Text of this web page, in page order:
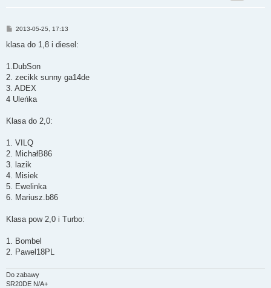
P
s
2013-05-25, 17:13
klasa do 1,8 i diesel:
1.DubSon
2. zecikk sunny ga14de
3. ADEX
4 Uleńka
Klasa do 2,0:
1. VILQ
2. MichałB86
3. lazik
4. Misiek
5. Ewelinka
6. Mariusz.b86
Klasa pow 2,0 i Turbo:
1. Bombel
2. Pawel18PL
Do zabawy
SR20DE N/A+